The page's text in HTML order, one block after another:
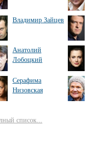
Владимир Зайцев
Анатолий
Лобоцкий
Серафима
Низовская
список...